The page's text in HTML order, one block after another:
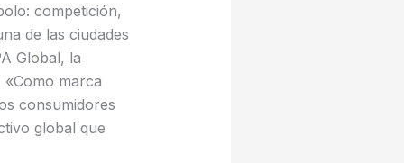
competición,
de las ciudades
Global, la
marca
consumidores
global que